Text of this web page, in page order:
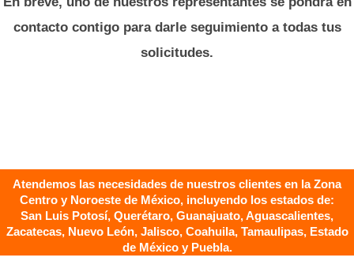
contacto contigo para darle seguimiento a todas tus
solicitudes.
Atendemos las necesidades de nuestros clientes en la Zona
Centro y Noroeste de México, incluyendo los estados de:
San Luis Potosí, Querétaro, Guanajuato, Aguascalientes,
Zacatecas, Nuevo León, Jalisco, Coahuila, Tamaulipas, Estado
de México y Puebla.